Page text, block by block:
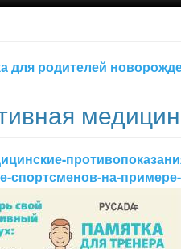
для родителей
спортсменов-на-